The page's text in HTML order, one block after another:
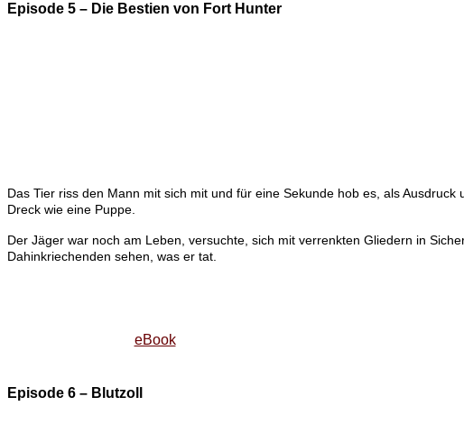
Episode 5 – Die Bestien von Fort Hunter
Das Tier riss den Mann mit sich mit und für eine Sekunde hob es, als
Dreck wie eine Puppe.
Der Jäger war noch am Leben, versuchte, sich mit verrenkten Gliedern in
Dahinkriechenden sehen, was er tat.
eBook
Episode 6 – Blutzoll